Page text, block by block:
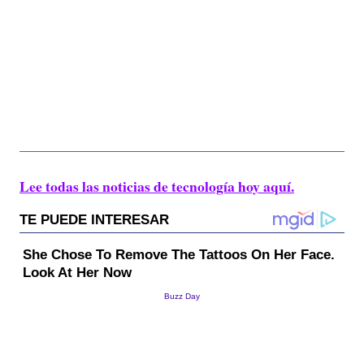
Lee todas las noticias de tecnología hoy aquí.